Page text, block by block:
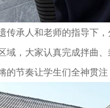
承人和老师的指导下，
域，大家认真完成拌曲
的节奏让学生们全神贯注